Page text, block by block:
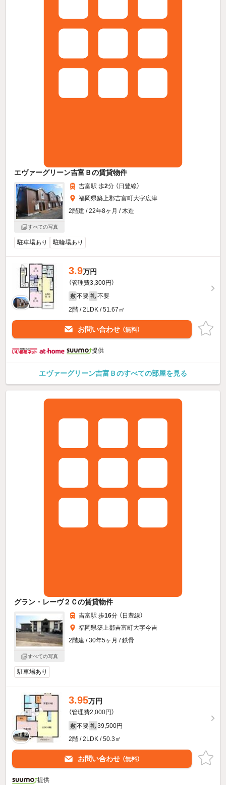
エヴァーグリーン吉富Ｂの賃貸物件
すべての写真
吉富駅 歩2分 （日豊線）
福岡県築上郡吉富町大字広津
2階建 / 22年8ヶ月 / 木造
駐車場あり 駐輪場あり
3.9万円
（管理費3,300円）
敷 不要 礼 不要
2階 / 2LDK / 51.67㎡
お問い合わせ （無料）
提供
エヴァーグリーン吉富Ｂのすべての部屋を見る
グラン・レーヴ２Ｃの賃貸物件
すべての写真
吉富駅 歩16分 （日豊線）
福岡県築上郡吉富町大字今吉
2階建 / 30年5ヶ月 / 鉄骨
駐車場あり
3.95万円
（管理費2,000円）
敷 不要 礼 39,500円
2階 / 2LDK / 50.3㎡
お問い合わせ （無料）
提供